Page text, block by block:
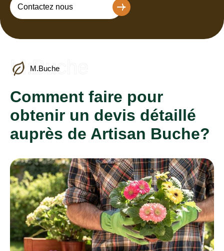
Contactez nous
M.Buche
M.Buche
Comment faire pour
obtenir un devis détaillé
auprès de Artisan Buche?